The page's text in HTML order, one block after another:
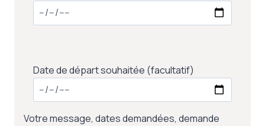
Date de départ souhaitée (facultatif)
Votre message, dates demandées, demande